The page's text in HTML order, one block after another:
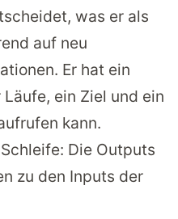
was er als
auf neu
Er hat ein
ein Ziel und ein
kann.
Die Outputs
zu den Inputs der